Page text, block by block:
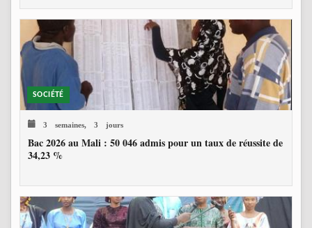
SOCIÉTÉ
3 semaines, 3 jours
Bac 2026 au Mali : 50 046 admis pour un taux de réussite de
34,23 %